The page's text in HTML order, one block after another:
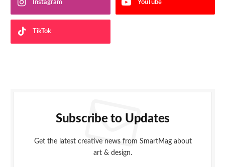
Instagram YouTube
TikTok
Subscribe to Updates
Get the latest creative news from SmartMag about
art & design.